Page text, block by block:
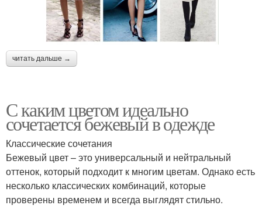
читать дальше →
С каким цветом идеально
сочетается бежевый в одежде
Классические сочетания
Бежевый цвет – это универсальный и нейтральный
оттенок, который подходит к многим цветам. Однако есть
несколько классических комбинаций, которые
проверены временем и всегда выглядят стильно.